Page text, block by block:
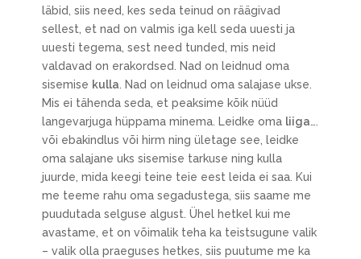
läbid, siis need, kes seda teinud on räägivad
sellest, et nad on valmis iga kell seda uuesti ja
uuesti tegema, sest need tunded, mis neid
valdavad on erakordsed. Nad on leidnud oma
sisemise kulla. Nad on leidnud oma salajase ukse.
Mis ei tähenda seda, et peaksime kõik nüüd
langevarjuga hüppama minema. Leidke oma liiga….
või ebakindlus või hirm ning ületage see, leidke
oma salajane uks sisemise tarkuse ning kulla
juurde, mida keegi teine teie eest leida ei saa. Kui
me teeme rahu oma segadustega, siis saame me
puudutada selguse algust. Ühel hetkel kui me
avastame, et on võimalik teha ka teistsugune valik
– valik olla praeguses hetkes, siis puutume me ka